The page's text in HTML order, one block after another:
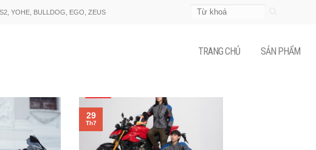
YOHE, BULLDOG, EGO, ZEUS
Tìm
TRANG CHỦ SẢN PHẨM
29
Th7